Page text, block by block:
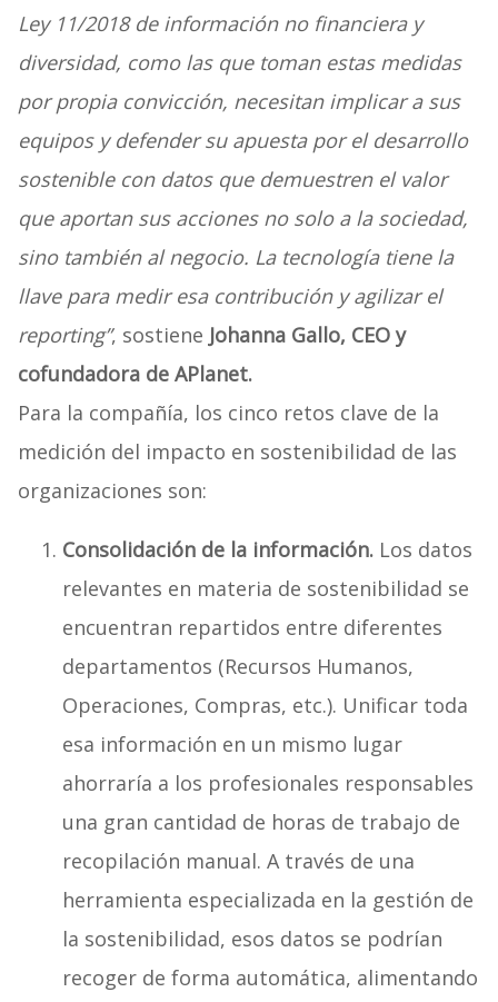
Ley 11/2018 de información no financiera y
diversidad, como las que toman estas medidas
por propia convicción, necesitan implicar a sus
equipos y defender su apuesta por el desarrollo
sostenible con datos que demuestren el valor
que aportan sus acciones no solo a la sociedad,
sino también al negocio. La tecnología tiene la
llave para medir esa contribución y agilizar el
reporting”, sostiene Johanna Gallo, CEO y
cofundadora de APlanet.
Para la compañía, los cinco retos clave de la
medición del impacto en sostenibilidad de las
organizaciones son:
Consolidación de la información.Los datos
relevantes en materia de sostenibilidad se
encuentran repartidos entre diferentes
departamentos (Recursos Humanos,
Operaciones, Compras, etc.). Unificar toda
esa información en un mismo lugar
ahorraría a los profesionales responsables
una gran cantidad de horas de trabajo de
recopilación manual. A través de una
herramienta especializada en la gestión de
la sostenibilidad, esos datos se podrían
recoger de forma automática, alimentando